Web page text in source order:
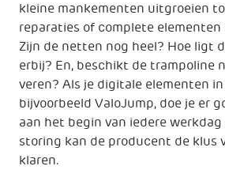
kleine mankementen uitgroeien
reparaties of complete elementen
Zijn de netten nog heel? Hoe ligt
erbij? En, beschikt de trampoline
veren? Als je digitale elementen
bijvoorbeeld ValoJump, doe je er
aan het begin van iedere
storing kan de producent de klus
klaren.